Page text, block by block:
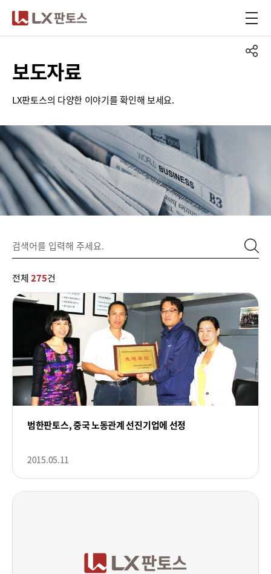
보도자료
LX판토스의 다양한 이야기를 확인해 보세요.
전체 275건
범한판토스, 중국 노동관계 선진기업에 선정
2015.05.11